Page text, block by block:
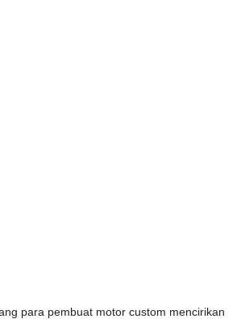
para pembuat motor custom mencirikan